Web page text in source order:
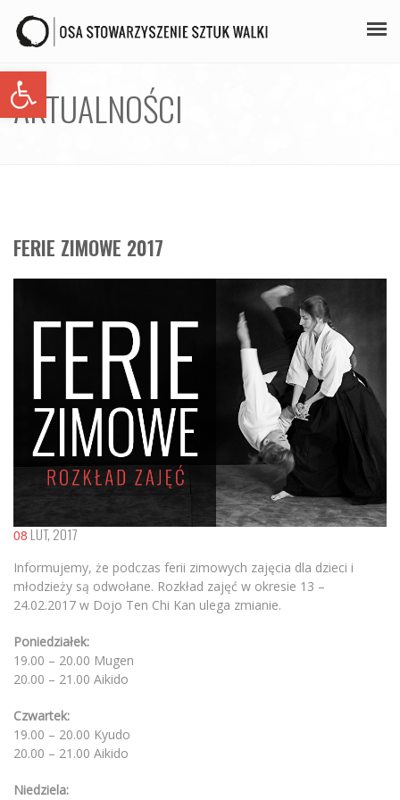
Open toolbar
KONTAKT
AKTUALNOŚCI
FERIE ZIMOWE 2017
08 LUT, 2017
Informujemy, że podczas ferii zimowych zajęcia dla dzieci i
młodzieży są odwołane. Rozkład zajęć w okresie 13 –
24.02.2017 w Dojo Ten Chi Kan ulega zmianie.
Poniedziałek:
19.00 – 20.00 Mugen
20.00 – 21.00 Aikido
Czwartek:
19.00 – 20.00 Kyudo
20.00 – 21.00 Aikido
Niedziela: